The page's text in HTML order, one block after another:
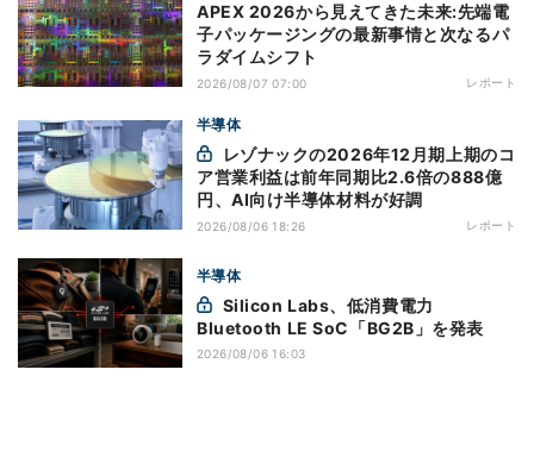
APEX 2026から見えてきた未来:先端電
子パッケージングの最新事情と次なるパ
ラダイムシフト
2026/08/07 07:00 レポート
半導体
ア営業利益は前年同期比2.6倍の888億
円、AI向け半導体材料が好調
2026/08/06 18:26 レポート
半導体
Bluetooth LE SoC「BG2B」を発表
2026/08/06 16:03